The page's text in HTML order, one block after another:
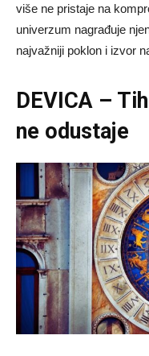
više ne pristaje na
univerzum nagrađuje
najvažniji poklon i izvor
DEVICA –
ne odustaje